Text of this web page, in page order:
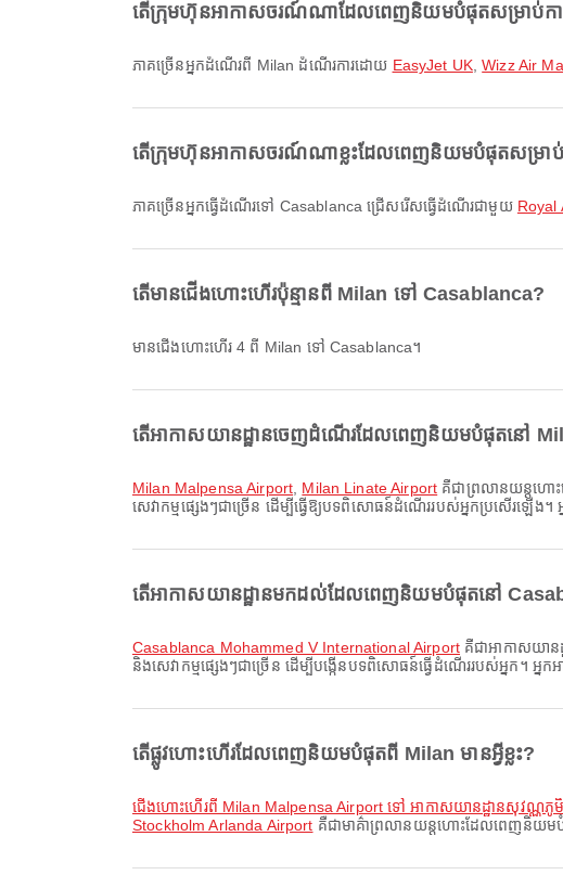
តើក្រុមហ៊ុនអាកាសចរណ៍ណាដែលពេញនិយមបំផុតសម្រាប់កា
ភាគច្រើនអ្នកដំណើរពី Milan ដំណើរការដោយ EasyJet UK,Wizz Air
តើក្រុមហ៊ុនអាកាសចរណ៍ណាខ្លះដែលពេញនិយមបំផុតសម្រា
ភាគច្រើនអ្នកធ្វើដំណើរទៅ Casablanca ជ្រើសរើសធ្វើដំណើរជាមួយ Royal
តើមានជើងហោះហើរប៉ុន្មានពី Milan ទៅ Casablanca?
មានជើងហោះហើរ 4 ពី Milan ទៅ Casablanca។
តើអាកាសយានដ្ឋានចេញដំណើរដែលពេញនិយមបំផុតនៅ
Milan Malpensa Airport Milan Linate Airport គឺជាព្រលានយន្តហោ
សេវាកម្មផ្សេងៗជាច្រើន ដើម្បីធ្វើឱ្យបទពិសោធន៍ដំណើររបស់អ្នកប្រសើរឡើ
តើអាកាសយានដ្ឋានមកដល់ដែលពេញនិយមបំផុតនៅ
Casablanca Mohammed V International Airport គឺជាអាកាសយាន
និងសេវាកម្មផ្សេងៗជាច្រើន ដើម្បីបង្កើនបទពិសោធន៍ធ្វើដំណើររបស់អ្នក។ អ្
តើផ្លូវហោះហើរដែលពេញនិយមបំផុតពី Milan មានអ្វីខ្លះ?
ជើងហោះហើរពី Milan Malpensa Airport ទៅ អាកាសយានដ្ឋានសុវណ្ណភូមិ
Stockholm Arlanda Airport គឺជាមាគ៌ាព្រលានយន្តហោះដែលពេញនិយមបំ